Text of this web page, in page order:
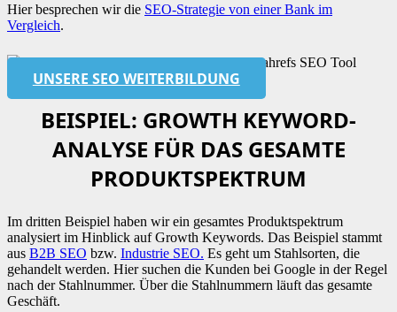
Hier besprechen wir die SEO-Strategie von einer Bank im
Vergleich.
UNSERE SEO WEITERBILDUNG
BEISPIEL: GROWTH KEYWORD-
ANALYSE FÜR DAS GESAMTE
PRODUKTSPEKTRUM
Im dritten Beispiel haben wir ein gesamtes Produktspektrum
analysiert im Hinblick auf Growth Keywords. Das Beispiel stammt
aus B2B SEO bzw. Industrie SEO. Es geht um Stahlsorten, die
gehandelt werden. Hier suchen die Kunden bei Google in der Regel
nach der Stahlnummer. Über die Stahlnummern läuft das gesamte
Geschäft.